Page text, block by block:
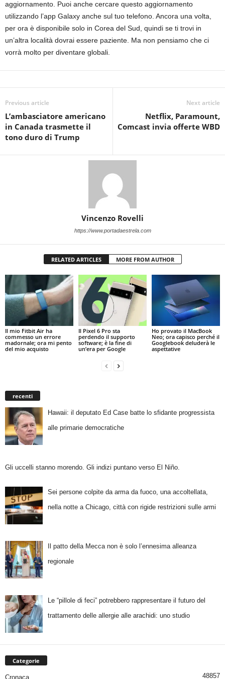
aggiornamento. Puoi anche cercare questo aggiornamento
utilizzando l’app Galaxy anche sul tuo telefono. Ancora una volta,
per ora è disponibile solo in Corea del Sud, quindi se ti trovi in ​​
un’altra località dovrai essere paziente. Ma non pensiamo che ci
vorrà molto per diventare globali.
Previous article
L’ambasciatore americano
in Canada trasmette il
tono duro di Trump
Next article
Netflix, Paramount,
Comcast invia offerte WBD
Vincenzo Rovelli
https://www.portadaestrela.com
RELATED ARTICLES MORE FROM AUTHOR
Il mio Fitbit Air ha
commesso un errore
madornale; ora mi pento
del mio acquisto
Il Pixel 6 Pro sta
perdendo il supporto
software; è la fine di
un’era per Google
Ho provato il MacBook
Neo; ora capisco perché il
Googlebook deluderà le
aspettative
recenti
Hawaii: il deputato Ed Case batte lo sfidante progressista
alle primarie democratiche
Gli uccelli stanno morendo. Gli indizi puntano verso El Niño.
Sei persone colpite da arma da fuoco, una accoltellata,
nella notte a Chicago, città con rigide restrizioni sulle armi
Il patto della Mecca non è solo l’ennesima alleanza
regionale
Le “pillole di feci” potrebbero rappresentare il futuro del
trattamento delle allergie alle arachidi: uno studio
Categorie
Cronaca 48857